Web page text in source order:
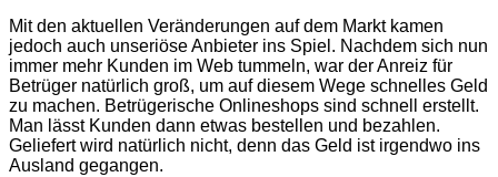
Mit den aktuellen Veränderungen auf dem Markt kamen
jedoch auch unseriöse Anbieter ins Spiel. Nachdem sich nun
immer mehr Kunden im Web tummeln, war der Anreiz für
Betrüger natürlich groß, um auf diesem Wege schnelles Geld
zu machen. Betrügerische Onlineshops sind schnell erstellt.
Man lässt Kunden dann etwas bestellen und bezahlen.
Geliefert wird natürlich nicht, denn das Geld ist irgendwo ins
Ausland gegangen.